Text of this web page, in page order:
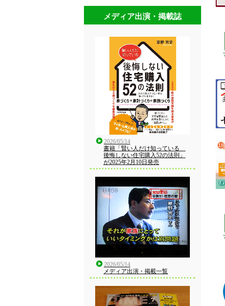
メディア出演・掲載誌
2026/05/14
書籍「賢い人だけ知っている
後悔しない住宅購入52の法則」
が2025年2月10日発売
2026/05/14
メディア出演・掲載一覧